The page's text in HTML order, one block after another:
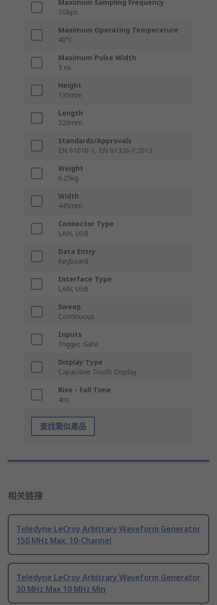
Maximum Sampling Frequency
1Gbps
Maximum Operating Temperature
40°C
Maximum Pulse Width
3 ns
Height
135mm
Length
320mm
Standards/Approvals
EN 61010-1, EN 61326-1:2013
Weight
6.25kg
Width
445mm
Connector Type
LAN, USB
Data Entry
Keyboard
Interface Type
LAN, USB
Sweep
Continuous
Inputs
Trigger, Gate
Display Type
Capacitive Touch Display
Rise - Fall Time
4ns
查找類似產品
相关链接
Teledyne LeCroy Arbitrary Waveform Generator
150 MHz Max, 10-Channel
Teledyne LeCroy Arbitrary Waveform Generator
30 MHz Max 10 MHz Min